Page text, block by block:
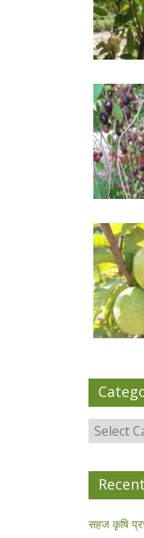
Categories
सहज कृषि